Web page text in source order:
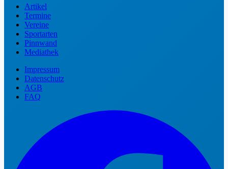
Artikel
Termine
Vereine
Sportarten
Pinnwand
Mediathek
Impressum
Datenschutz
AGB
FAQ